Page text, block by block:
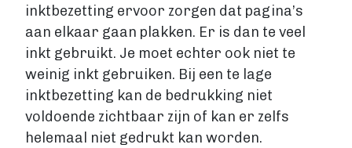
Boek maken
Zakelijk boek
Lifestyle boek
Kennis boek
Fictie boek
Luisterboek
ZAKELIJK
inktbezetting ervoor zorgen dat pagina’s
aan elkaar gaan plakken. Er is dan te veel
inkt gebruikt. Je moet echter ook niet te
weinig inkt gebruiken. Bij een te lage
inktbezetting kan de bedrukking niet
voldoende zichtbaar zijn of kan er zelfs
helemaal niet gedrukt kan worden.